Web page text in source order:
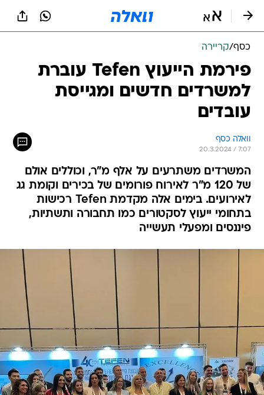
כסף/קריירה
פירמת הייעוץ Tefen עוברת
למשרדים חדשים ומגייסת
עובדים
וואלה כסף
20.3.2024 / 7:07
המשרדים משתרעים על אלף מ"ר, וכוללים אולם
של 120 מ"ר לאירוח פורומים של בכירים וקומת גג
לאירועים. בימים אלה מקדמת Tefen רכישות
בתחומי ייעוץ לסקטורים כמו תחבורה ותשתיות,
פיננסים ומפעלי תעשייה